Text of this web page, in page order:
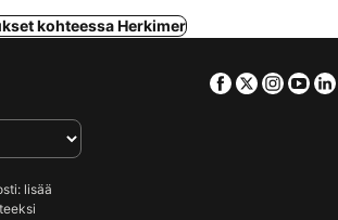
kohteessa Herkimer
Facebook
Twitter
lisää